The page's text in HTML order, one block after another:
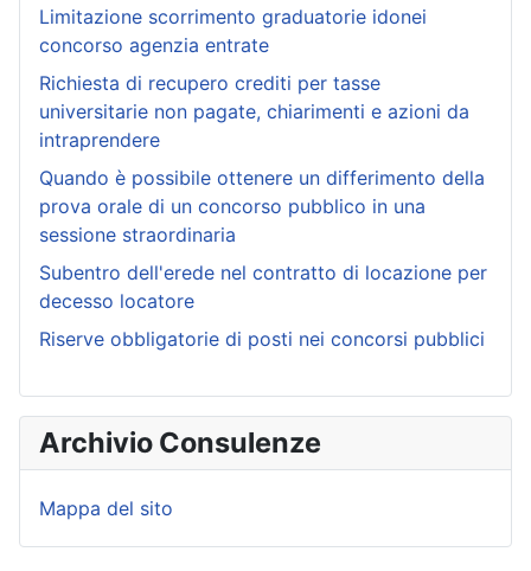
Limitazione scorrimento graduatorie idonei
concorso agenzia entrate
Richiesta di recupero crediti per tasse
universitarie non pagate, chiarimenti e azioni da
intraprendere
Quando è possibile ottenere un differimento della
prova orale di un concorso pubblico in una
sessione straordinaria
Subentro dell'erede nel contratto di locazione per
decesso locatore
Riserve obbligatorie di posti nei concorsi pubblici
Archivio Consulenze
Mappa del sito